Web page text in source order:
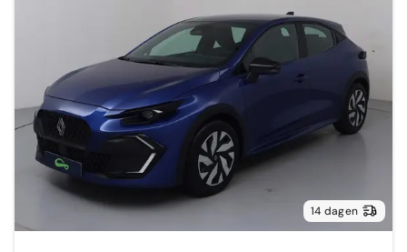
14 dagen